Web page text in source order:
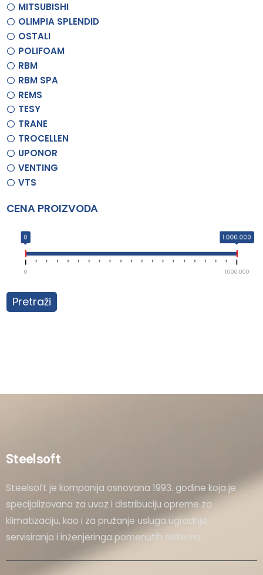
MITSUBISHI
OLIMPIA SPLENDID
OSTALI
POLIFOAM
RBM
RBM SPA
REMS
TESY
TRANE
TROCELLEN
UPONOR
VENTING
VTS
CENA PROIZVODA
0 1.000.000
0 1.000.000
Pretraži
Steelsoft
Steelsoft je kompanija osnovana 1993. godine koja je
specijalizovana za uvoz i distribuciju opreme za
klimatizaciju, kao i za pružanje usluga ugradnje,
servisiranja i inženjeringa pomenutih sistema.